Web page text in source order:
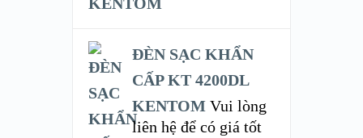
ĐÈN SẠC KHẨN
CẤP KT 4200DL
KENTOM Vui lòng
liên hệ để có giá tốt